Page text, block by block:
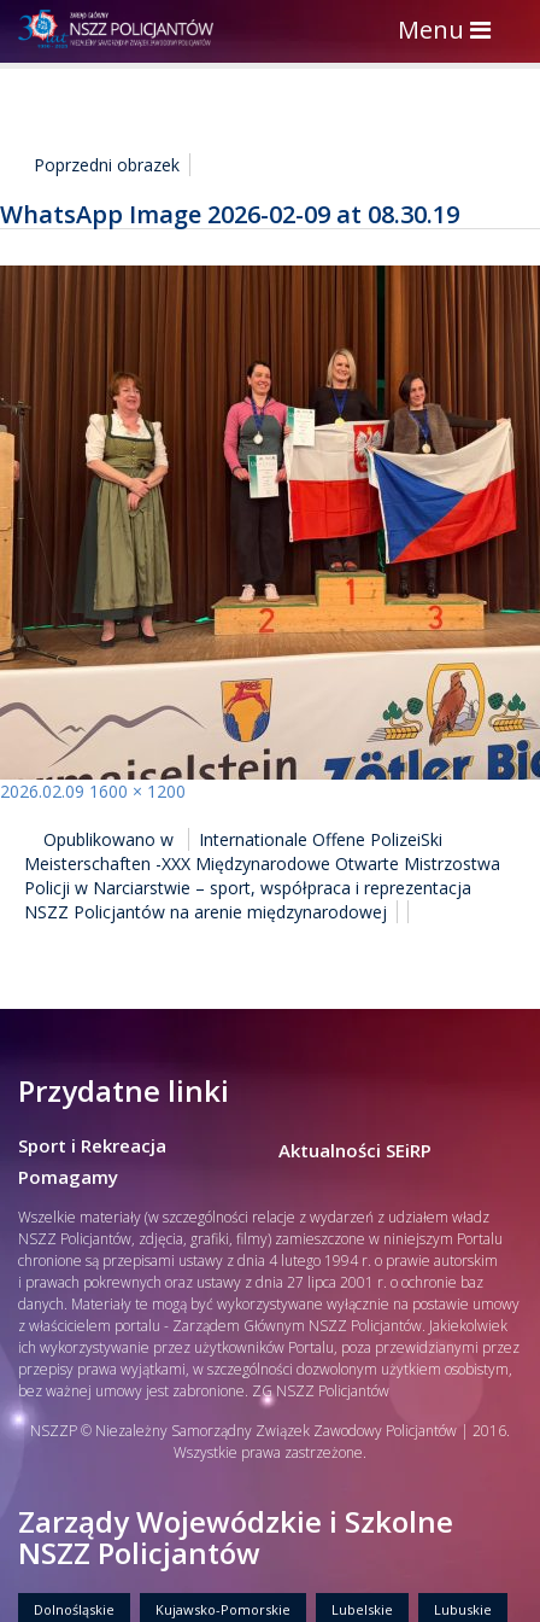
Toggle
navigation
Menu
Poprzedni obrazek
WhatsApp Image 2026-02-09 at 08.30.19
Opublikowano
2026.02.09 Pełny
1600 × 1200
WPISUOpublikowano w
Internationale Offene PolizeiSki
Meisterschaften -XXX Międzynarodowe Otwarte Mistrzostwa
Policji w Narciarstwie – sport, współpraca i reprezentacja
NSZZ Policjantów na arenie międzynarodowej
Przydatne linki
Sport i Rekreacja
Pomagamy
Aktualności SEiRP
Wszelkie materiały (w szczególności relacje z wydarzeń z udziałem władz
NSZZ Policjantów, zdjęcia, grafiki, filmy) zamieszczone w niniejszym Portalu
chronione są przepisami ustawy z dnia 4 lutego 1994 r. o prawie autorskim
i prawach pokrewnych oraz ustawy z dnia 27 lipca 2001 r. o ochronie baz
danych. Materiały te mogą być wykorzystywane wyłącznie na postawie umowy
z właścicielem portalu - Zarządem Głównym NSZZ Policjantów. Jakiekolwiek
ich wykorzystywanie przez użytkowników Portalu, poza przewidzianymi przez
przepisy prawa wyjątkami, w szczególności dozwolonym użytkiem osobistym,
bez ważnej umowy jest zabronione. ZG NSZZ Policjantów
NSZZP © Niezależny Samorządny Związek Zawodowy Policjantów | 2016.
Wszystkie prawa zastrzeżone.
Zarządy Wojewódzkie i Szkolne
NSZZ Policjantów
Dolnośląskie Kujawsko-Pomorskie Lubelskie Lubuskie